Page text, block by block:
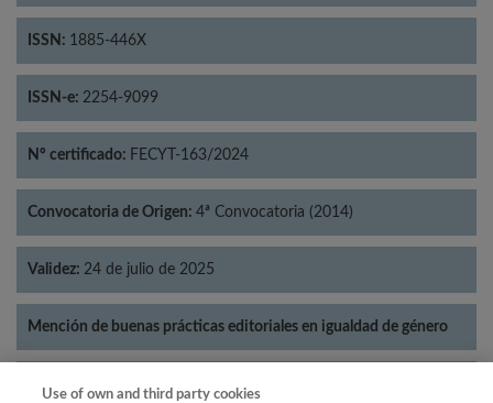
ISSN: 1885-446X
ISSN-e: 2254-9099
Nº certificado: FECYT-163/2024
Convocatoria de Origen: 4ª Convocatoria (2014)
Validez: 24 de julio de 2025
Mención de buenas prácticas editoriales en igualdad de género
Categorías: Literatura
Use of own and third party cookies